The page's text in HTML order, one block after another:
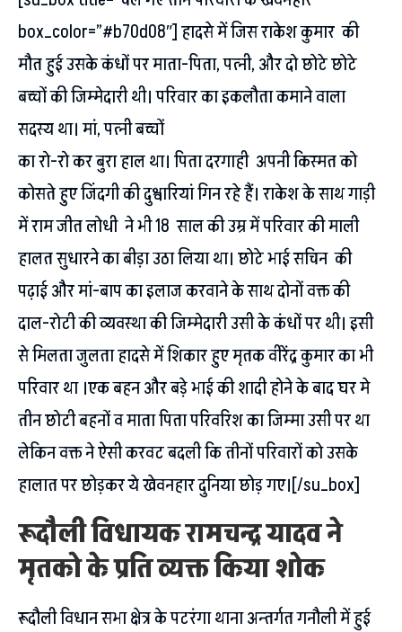
box_color=”#b70d08″] हादसे में जिस राकेश कुमार की
मौत हुई उसके कंधों पर माता-पिता, पत्नी, और दो छोटे छोटे
बच्चों की जिम्मेदारी थी। परिवार का इकलौता कमाने वाला
सदस्य था।मां, पत्नी बच्चों
का रो-रो कर बुरा हाल था। पिता दरगाही अपनी किस्मत को
कोसते हुए जिंदगी की दुश्वारियां गिन रहे हैं। राकेश के साथ गाड़ी
में राम जीत लोधी ने भी 18 साल की उम्र में परिवार की माली
हालत सुधारने का बीड़ा उठा लिया था। छोटे भाई सचिन की
पढ़ाई और मां-बाप का इलाज करवाने के साथ दोनों वक्त की
दाल-रोटी की व्यवस्था की जिम्मेदारी उसी के कंधों पर थी। इसी
से मिलता जुलता हादसे में शिकार हुए मृतक वीरेंद्र कुमार का भी
परिवार था ।एक बहन और बड़े भाई की शादी होने के बाद घर मे
तीन छोटी बहनों व माता पिता परिवरिश का जिम्मा उसी पर था
लेकिन वक्त ने ऐसी करवट बदली कि तीनों परिवारों को उसके
हालात पर छोड़कर ये खेवनहार दुनिया छोड़ गए।[/su_box]
रूदौली विधायक रामचन्द्र यादव ने
मृतको के प्रति व्यक्त किया शोक
रूदौली विधान सभा क्षेत्र के पटरंगा थाना अन्तर्गत गनौली में हुई